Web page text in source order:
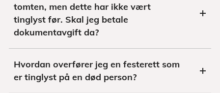
tomten, men dette har ikke vært
tinglyst før. Skal jeg betale
dokumentavgift da?
Hvordan overfører jeg en festerett som
er tinglyst på en død person?